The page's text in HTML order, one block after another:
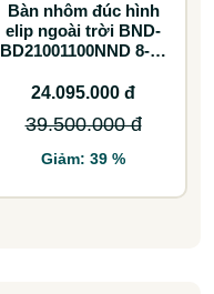
Bàn nhôm đúc hình
elip ngoài trời BND-
BD21001100NND 8-10
cho không gian lớn
24.095.000 đ
39.500.000 đ
Giảm: 39 %